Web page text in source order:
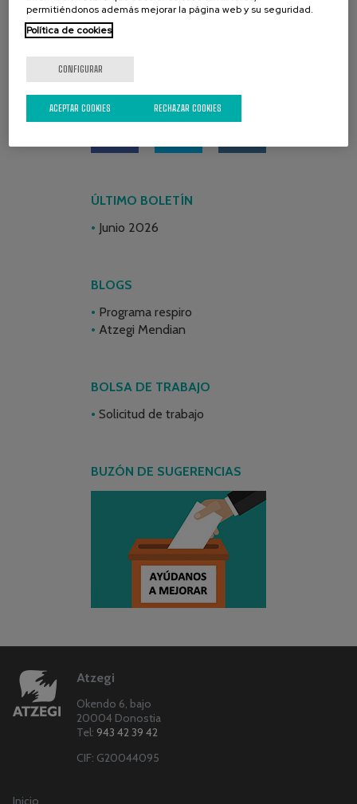
REDES SOCIALES
ÚLTIMO BOLETÍN
Junio 2026
BLOGS
Programa respiro
Atzegi Mendian
BOLSA DE TRABAJO
Solicitud de trabajo
BUZÓN DE SUGERENCIAS
Atzegi
Okendo 6, bajo
20004 Donostia
Tel: 943 42 39 42
CIF: G20044095
Inicio
permitiéndonos además mejorar la página web y su seguridad.
Política de cookies
CONFIGURAR
RECHAZAR COOKIES
ACEPTAR COOKIES